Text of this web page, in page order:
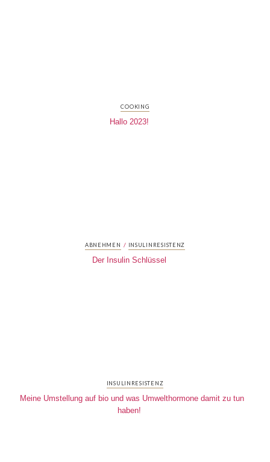
COOKING
Hallo 2023!
ABNEHMEN / INSULINRESISTENZ
Der Insulin Schlüssel
INSULINRESISTENZ
Meine Umstellung auf bio und was Umwelthormone damit zu tun
haben!